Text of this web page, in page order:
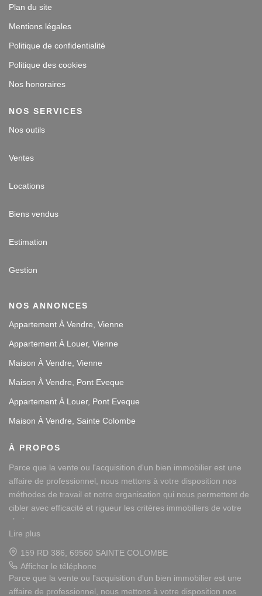
Plan du site
Mentions légales
Politique de confidentialité
Politique des cookies
Nos honoraires
NOS SERVICES
Nos outils
Ventes
Locations
Biens vendus
Estimation
Gestion
NOS ANNONCES
Appartement À Vendre, Vienne
Appartement À Louer, Vienne
Maison À Vendre, Vienne
Maison À Vendre, Pont Eveque
Appartement À Louer, Pont Eveque
Maison À Vendre, Sainte Colombe
À PROPOS
Parce que la vente ou l'acquisition d'un bien immobilier est une
affaire de professionnel, nous mettons à votre disposition nos
méthodes de travail et notre organisation qui nous permettent de
cibler avec efficacité et rigueur les critères immobiliers de votre
choix.
Notre disponibilité et notre écoute au sein de nos agences
immobilières à Vienne et Sainte Colombe les Vienne, au Sud de
Lyon, nous amènent à vous conseiller dans une démarche simple
et agréable afin que votre investissement reste un plaisir.
Lire plus
62 RUE VICTOR HUGO, 38200 VIENNE
Afficher le téléphone
Afficher le téléphone de Location